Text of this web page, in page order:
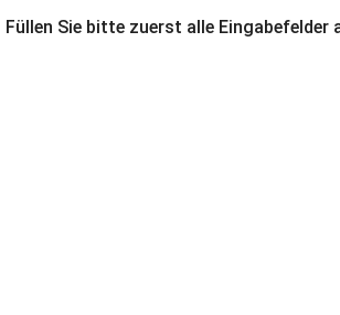
Füllen Sie bitte zuerst alle Eingabefelder